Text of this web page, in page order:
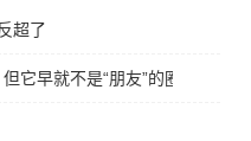
超了
它早就不是“朋友”的圈了